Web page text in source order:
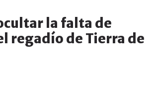
ocultar la falta de
regadío de Tierra de